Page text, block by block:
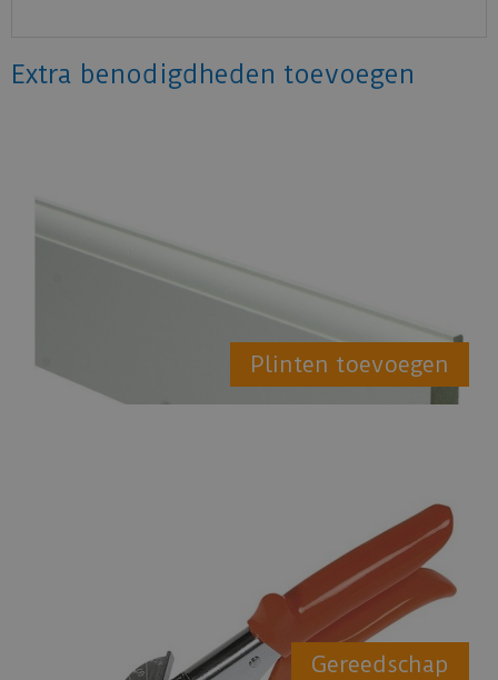
Extra benodigdheden toevoegen
Plinten toevoegen
Gereedschap